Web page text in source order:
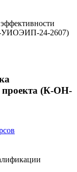
УИОЭИП-24-2607)
проекта (К-ОН-